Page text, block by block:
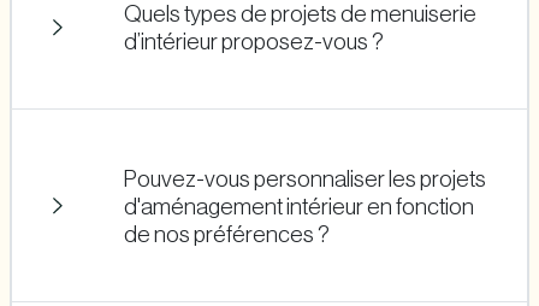
Quels types de projets de menuiserie
d’intérieur proposez-vous ?
Pouvez-vous personnaliser les projets
d'aménagement intérieur en fonction
de nos préférences ?